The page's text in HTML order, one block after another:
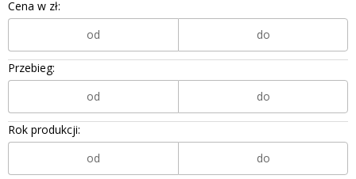
Cena w zł:
Przebieg:
Rok produkcji: